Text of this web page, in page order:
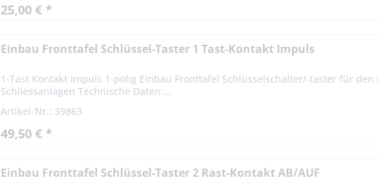
25,00 € *
Einbau Fronttafel Schlüssel-Taster 1 Tast-Kontakt Impuls
1-Tast Kontakt Impuls 1-polig Einbau Fronttafel Schlüsselschalter/-taster für den
Schliessanlagen Technische Daten:...
Artikel-Nr.: 39863
49,50 € *
Einbau Fronttafel Schlüssel-Taster 2 Rast-Kontakt AB/AUF